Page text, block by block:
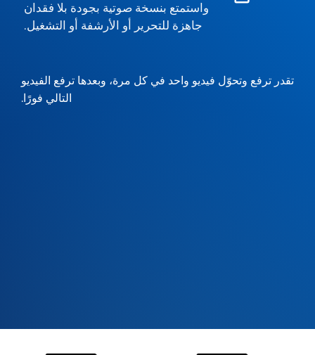
واستمتع بنسخة صوتية بجودة بلا فقدان
جاهزة للتحرير أو الأرشفة أو التشغيل.
تقدر ترفع وتحوّل فيديو واحد في كل مرة، وبعدها ترفع الفيديو
التالي فورًا.